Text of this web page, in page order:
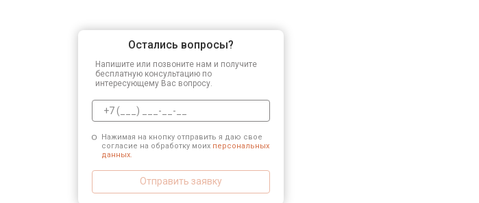
Остались вопросы?
Напишите или позвоните нам и получите
бесплатную консультацию по
интересующему Вас вопросу.
Нажимая на кнопку отправить я даю свое
согласие на обработку моих персональных
данных.
Отправить заявку